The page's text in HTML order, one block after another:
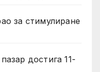
за стимулиране
достига 11-